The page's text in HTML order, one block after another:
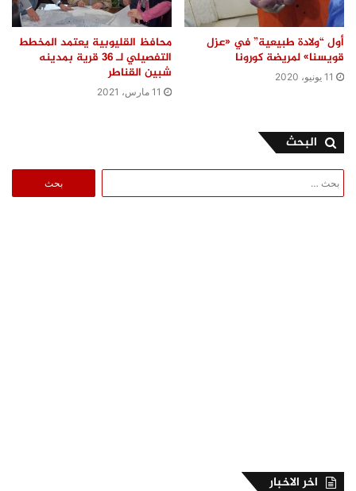
أول “ولادة طبيعية” في «عزل
قويسنا» لمريضة كورونا
11 يونيو، 2020
محافظ القليوبية يعتمد المخطط
التفصيلي لـ 36 قرية بمدينه
شبين القناطر
11 مارس، 2021
البحث
عن:
اخر الاخبار